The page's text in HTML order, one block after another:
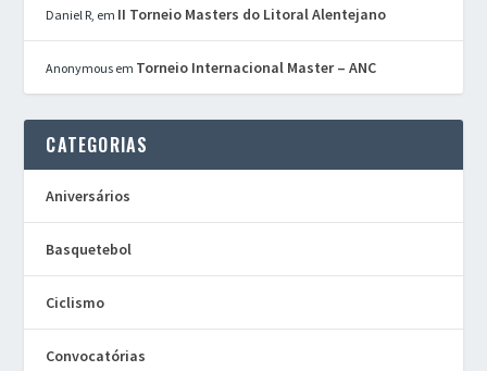
Daniel R, em II Torneio Masters do Litoral Alentejano
Anonymous em Torneio Internacional Master – ANC
CATEGORIAS
Aniversários
Basquetebol
Ciclismo
Convocatórias